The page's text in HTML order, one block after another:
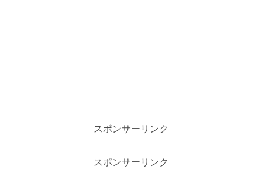
スポンサーリンク
スポンサーリンク